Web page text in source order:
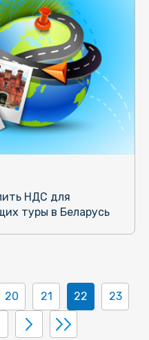
НДС для
туры в Беларусь
20 21 22 23